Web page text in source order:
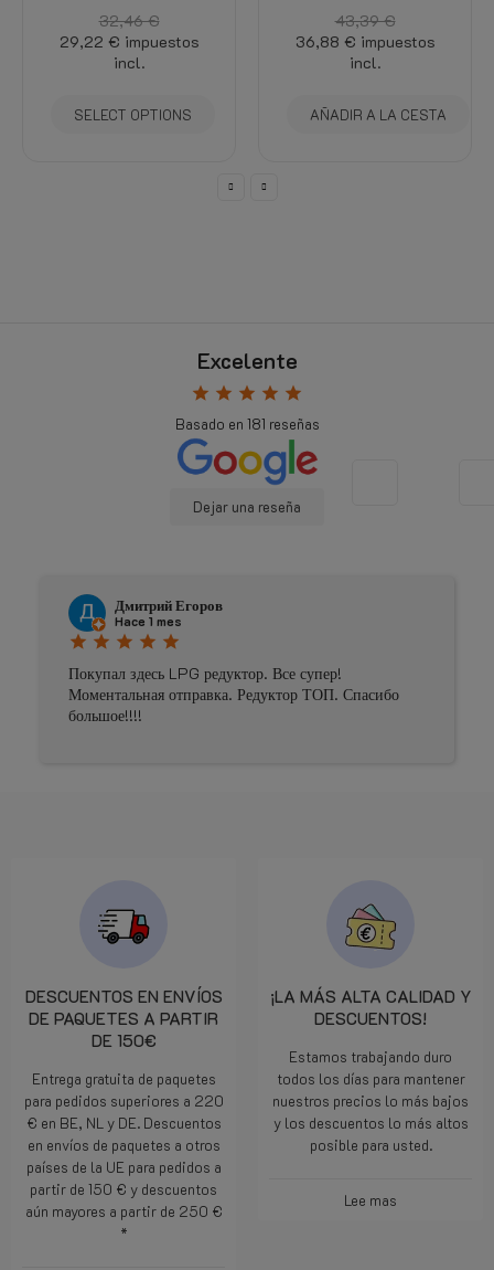
32,46 €
29,22 € impuestos
incl.
SELECT OPTIONS
43,39 €
36,88 € impuestos
incl.
AÑADIR A LA CESTA
Excelente
star star star star star
Basado en 181 reseñas
Dejar una reseña
Все супер!
ТОП. Спасибо
Prima geholpen
DESCUENTOS EN ENVÍOS
DE PAQUETES A PARTIR
DE 150€
Entrega gratuita de paquetes
para pedidos superiores a 220
€ en BE, NL y DE. Descuentos
en envíos de paquetes a otros
países de la UE para pedidos a
partir de 150 € y descuentos
aún mayores a partir de 250 €
*
¡LA MÁS ALTA CALIDAD Y
DESCUENTOS!
Estamos trabajando duro
todos los días para mantener
nuestros precios lo más bajos
y los descuentos lo más altos
posible para usted.
Lee mas